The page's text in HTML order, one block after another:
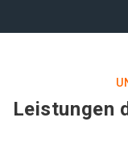
Leistungen